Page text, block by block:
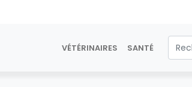
VÉTÉRINAIRES SANTÉ